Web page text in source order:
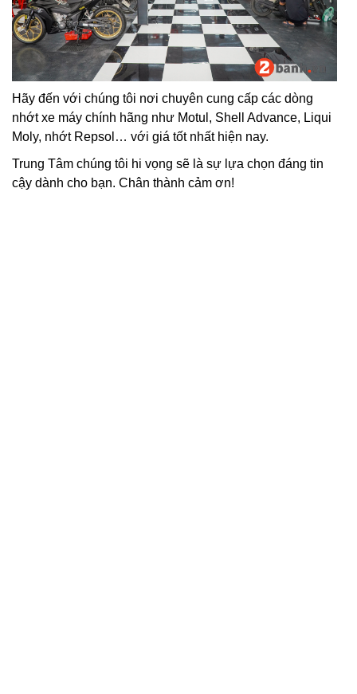
Hãy đến với chúng tôi nơi chuyên cung cấp các dòng
nhớt xe máy chính hãng như Motul, Shell Advance, Liqui
Moly, nhớt Repsol… với giá tốt nhất hiện nay.
Trung Tâm chúng tôi hi vọng sẽ là sự lựa chọn đáng tin
cậy dành cho bạn. Chân thành cảm ơn!